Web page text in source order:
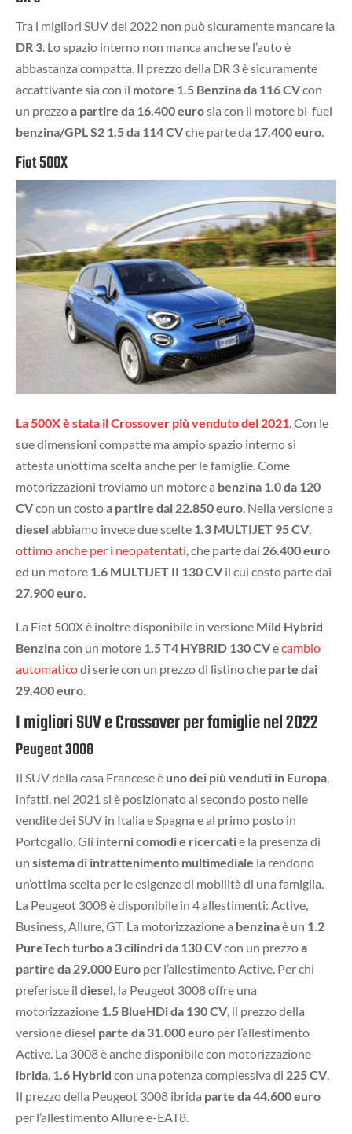
Tra i migliori SUV del 2022 non può sicuramente mancare la
DR 3 . Lo spazio interno non manca anche se l’auto è
abbastanza compatta. Il prezzo della DR 3 è sicuramente
accattivante sia con il motore 1.5 Benzina da 116 CVcon
un prezzoa partire da 16.400 eurosia con il motore bi-fuel
benzina/GPL S2 1.5 da 114 CVche parte da 17.400 euro
Fiat 500X
La 500X è stata il Crossover più venduto del 2021 Con le
sue dimensioni compatte ma ampio spazio interno si
attesta un’ottima scelta anche per le famiglie. Come
motorizzazioni troviamo un motore a benzina 1.0 da 120
CVcon un costoa partire dai 22.850 euro . Nella versione a
dieselabbiamo invece due scelte 1.3 MULTIJET 95 CV
ottimo anche per i neopatentati , che parte dai 26.400 euro
ed un motore 1.6 MULTIJET II 130 CV il cui costo parte dai
27.900 euro
La Fiat 500X è inoltre disponibile in versione Mild Hybrid
Benzinacon un motore 1.5 T4 HYBRID 130 CVecambio
automaticodi serie con un prezzo di listino che parte dai
29.400 euro
I migliori SUV e Crossover per famiglie nel 2022
Peugeot 3008
Il SUV della casa Francese è uno dei più venduti in Europa
infatti, nel 2021 si è posizionato al secondo posto nelle
vendite dei SUV in Italia e Spagna e al primo posto in
Portogallo. Gli interni comodi e ricercatie la presenza di
un sistema di intrattenimento multimediale la rendono
un’ottima scelta per le esigenze di mobilità di una famiglia.
La Peugeot 3008 è disponibile in 4 allestimenti: Active,
Business, Allure, GT. La motorizzazione a benzinaè un 1.2
PureTech turbo a 3 cilindri da 130 CVcon un prezzoa
partire da 29.000 Euro per l’allestimento Active. Per chi
preferisce il diesel , la Peugeot 3008 offre una
motorizzazione 1.5 BlueHDi da 130 CV , il prezzo della
versione diesel parte da 31.000 euro per l’allestimento
Active. La 3008 è anche disponibile con motorizzazione
ibrida 1.6 Hybrid con una potenza complessiva di 225 CV
Il prezzo della Peugeot 3008 ibrida parte da 44.600 euro
per l’allestimento Allure e-EAT8.